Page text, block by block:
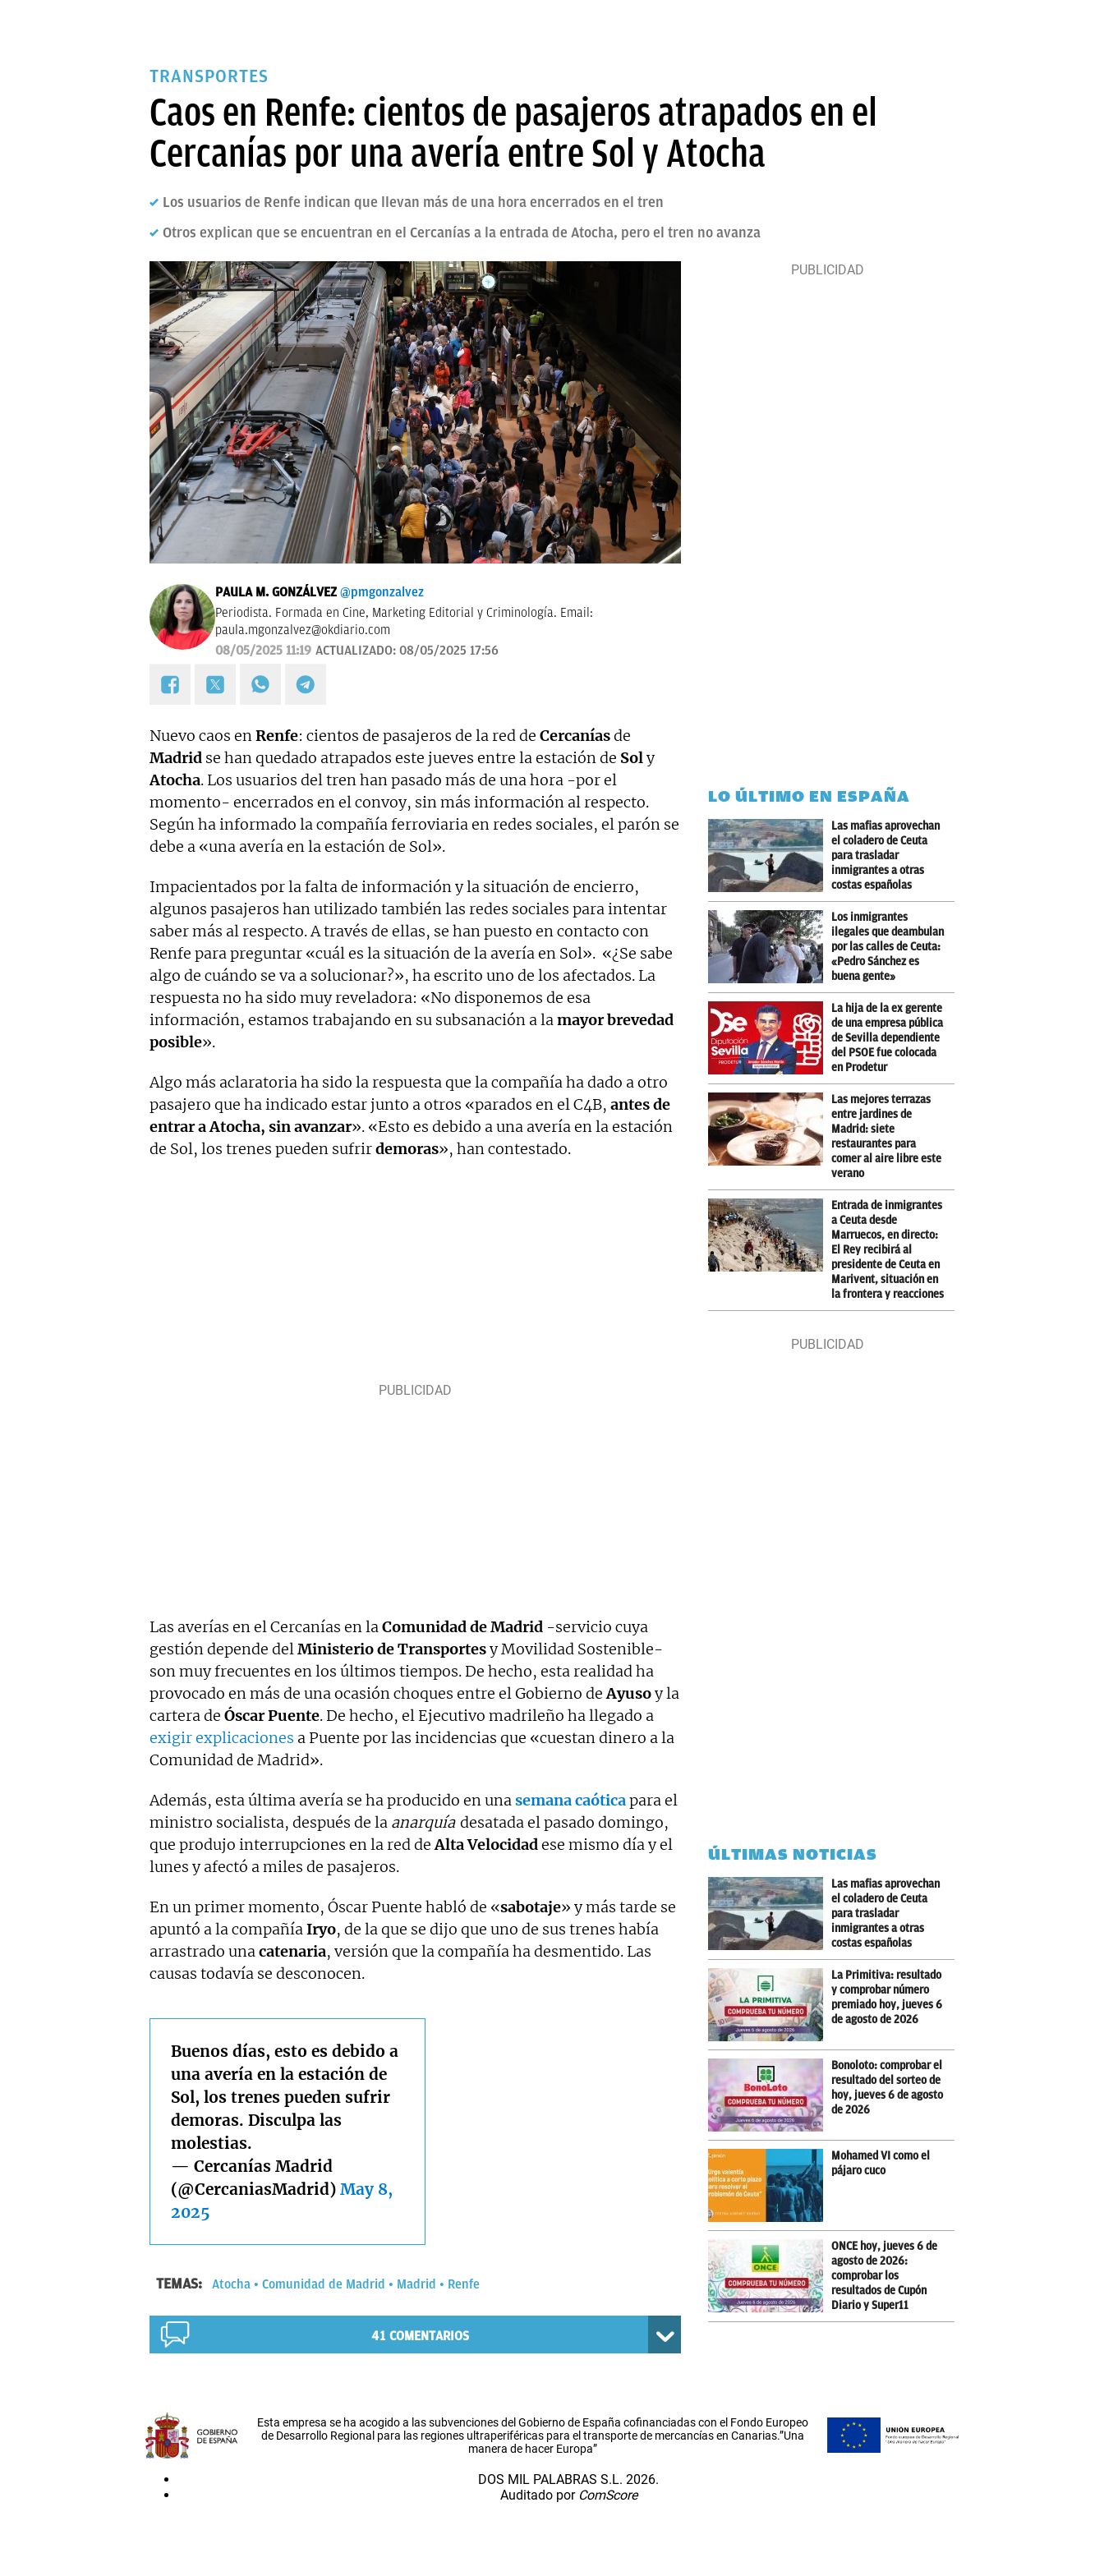
TRANSPORTES
Caos en Renfe: cientos de pasajeros atrapados en el
Cercanías por una avería entre Sol y Atocha
Los usuarios de Renfe indican que llevan más de una hora encerrados en el tren
Otros explican que se encuentran en el Cercanías a la entrada de Atocha, pero el tren no avanza
PAULA M. GONZÁLVEZ @pmgonzalvez
Periodista. Formada en Cine, Marketing Editorial y Criminología. Email:
paula.mgonzalvez@okdiario.com
08/05/2025 11:19 ACTUALIZADO: 08/05/2025 17:56
Nuevo caos en Renfe: cientos de pasajeros de la red de Cercaníasde
Madrid se han quedado atrapados este jueves entre la estación de Sol y
Atocha. Los usuarios del tren han pasado más de una hora -por el
momento- encerrados en el convoy, sin más información al respecto.
Según ha informado la compañía ferroviaria en redes sociales, el parón se
debe a «una avería en la estación de Sol».
Impacientados por la falta de información y la situación de encierro,
algunos pasajeros han utilizado también las redes sociales para intentar
saber más al respecto. A través de ellas, se han puesto en contacto con
Renfe para preguntar «cuál es la situación de la avería en Sol». «¿Se sabe
algo de cuándo se va a solucionar?», ha escrito uno de los afectados. La
respuesta no ha sido muy reveladora: «No disponemos de esa
información, estamos trabajando en su subsanación a la mayor brevedad
posible».
Algo más aclaratoria ha sido la respuesta que la compañía ha dado a otro
pasajero que ha indicado estar junto a otros «parados en el C4B, antes de
entrar a Atocha, sin avanzar». «Esto es debido a una avería en la estación
de Sol, los trenes pueden sufrirdemoras», han contestado.
Las averías en el Cercanías en laComunidad de Madrid -servicio cuya
gestión depende delMinisterio de Transportesy Movilidad Sostenible-
son muy frecuentes en los últimos tiempos. De hecho, esta realidad ha
provocado en más de una ocasión choques entre el Gobierno deAyusoy la
cartera de Óscar Puente. De hecho, el Ejecutivo madrileño ha llegado a
exigir explicaciones a Puente por las incidencias que «cuestan dinero a la
Comunidad de Madrid».
Además, esta última avería se ha producido en unasemana caóticapara el
ministro socialista, después de la anarquía desatada el pasado domingo,
que produjo interrupciones en la red deAlta Velocidadese mismo día y el
lunes y afectó a miles de pasajeros.
En un primer momento, Óscar Puente habló de «sabotaje» y más tarde se
apuntó a la compañíaIryo, de la que se dijo que uno de sus trenes había
arrastrado unacatenaria, versión que la compañía ha desmentido. Las
causas todavía se desconocen.
Buenos días, esto es debido a
una avería en la estación de
Sol, los trenes pueden sufrir
demoras. Disculpa las
molestias.
— Cercanías Madrid
(@CercaniasMadrid) May 8,
2025
TEMAS: Atocha Comunidad de Madrid Madrid Renfe
41COMENTARIOS
LO ÚLTIMO EN ESPAÑA
Las mafias aprovechan
el coladero de Ceuta
para trasladar
inmigrantes a otras
costas españolas
Los inmigrantes
ilegales que deambulan
por las calles de Ceuta:
«Pedro Sánchez es
buena gente»
La hija de la ex gerente
de una empresa pública
de Sevilla dependiente
del PSOE fue colocada
en Prodetur
Las mejores terrazas
entre jardines de
Madrid: siete
restaurantes para
comer al aire libre este
verano
Entrada de inmigrantes
a Ceuta desde
Marruecos, en directo:
El Rey recibirá al
presidente de Ceuta en
Marivent, situación en
la frontera y reacciones
ÚLTIMAS NOTICIAS
Las mafias aprovechan
el coladero de Ceuta
para trasladar
inmigrantes a otras
costas españolas
La Primitiva: resultado
y comprobar número
premiado hoy, jueves 6
de agosto de 2026
Bonoloto: comprobar el
resultado del sorteo de
hoy, jueves 6 de agosto
de 2026
Mohamed VI como el
pájaro cuco
ONCE hoy, jueves 6 de
agosto de 2026:
comprobar los
resultados de Cupón
Diario y Super11
Esta empresa se ha acogido a las subvenciones del Gobierno de España cofinanciadas con el Fondo Europeo
de Desarrollo Regional para las regiones ultraperiféricas para el transporte de mercancías en Canarias.”Una
manera de hacer Europa”
DOS MIL PALABRAS S.L. 2026.
Auditado por ComScore